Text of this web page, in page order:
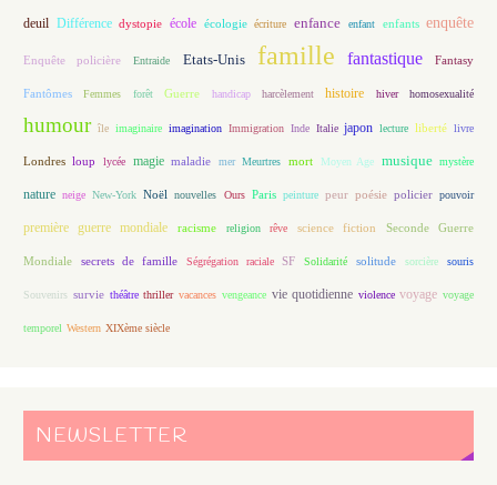
deuil Différence dystopie école écologie écriture enfance enfant enfants enquête
Enquête policière Entraide Etats-Unis famille fantastique Fantasy
Fantômes Femmes forêt Guerre handicap harcèlement histoire hiver homosexualité
humour île imaginaire imagination Immigration Inde Italie japon lecture liberté livre
Londres loup lycée magie maladie mer Meurtres mort Moyen Age musique mystère
nature neige New-York Noël nouvelles Ours Paris peinture peur poésie policier pouvoir
première guerre mondiale racisme religion rêve science fiction Seconde Guerre
Mondiale secrets de famille Ségrégation raciale SF Solidarité solitude sorcière souris
Souvenirs survie théâtre thriller vacances vengeance vie quotidienne violence voyage voyage
temporel Western XIXème siècle
NEWSLETTER